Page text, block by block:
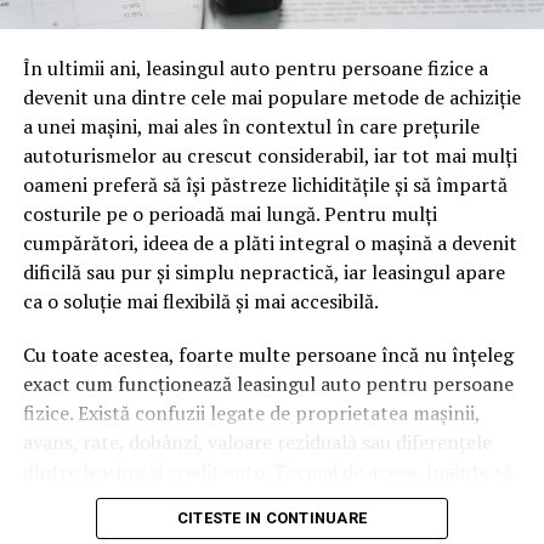
oamenii cu adevărat. Dacă transcrierea ajunge pe o
cuvinte tematice, scrise exact în limbajul în care se
caută.
Apoi vine partea de comportament. O pagină pe care
vizitatorii stau zece, cincisprezece minute ca să
urmărească replay-ul trimite un semnal greu de ignorat.
Google nu îți măsoară direct satisfacția, însă timpul
petrecut, scrollul și revenirile spun ceva despre cât de
util e materialul.
Și mai e ceva ce se uită ușor. Un webinar reușit atrage
linkuri aproape de la sine. Cineva îl menționează într-un
newsletter, altcineva îl citează într-un articol, un
partener îl trimite în comunitatea lui. Fiecare astfel de
tău, iar autoritatea e moneda forte în SEO.
În ultimii ani, leasingul auto pentru persoane fizice a
devenit una dintre cele mai populare metode de achiziție
a unei mașini, mai ales în contextul în care prețurile
autoturismelor au crescut considerabil, iar tot mai mulți
oameni preferă să își păstreze lichiditățile și să împartă
costurile pe o perioadă mai lungă. Pentru mulți
cumpărători, ideea de a plăti integral o mașină a devenit
dificilă sau pur și simplu nepractică, iar leasingul apare
ca o soluție mai flexibilă și mai accesibilă.
Cu toate acestea, foarte multe persoane încă nu înțeleg
exact cum funcționează leasingul auto pentru persoane
fizice. Există confuzii legate de proprietatea mașinii,
avans, rate, dobânzi, valoare reziduală sau diferențele
semnezi orice contract, este important să înțelegi clar
mecanismul acestui tip de finanțare și să știi la ce să fii
CITESTE IN CONTINUARE